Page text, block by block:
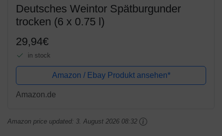
Deutsches Weintor Spätburgunder
trocken (6 x 0.75 l)
29,94€
in stock
Amazon / Ebay Produkt ansehen*
Amazon.de
Amazon price updated: 3. August 2026 08:32